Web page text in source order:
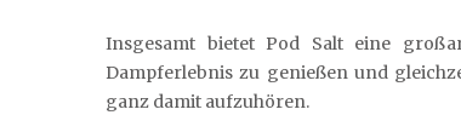
Insgesamt bietet Pod Salt eine
Dampferlebnis zu genießen und
ganz damit aufzuhören.